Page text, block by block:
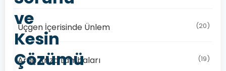
ve
Kesin
Çözümü
Üçgen İçerisinde Ünlem (20)
Araç Arıza Lambaları (19)